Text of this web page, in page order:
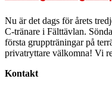
Nu är det dags för årets
C-tränare i Fälttävlan.
första gruppträningar på
privatryttare välkomna! Vi
Kontakt